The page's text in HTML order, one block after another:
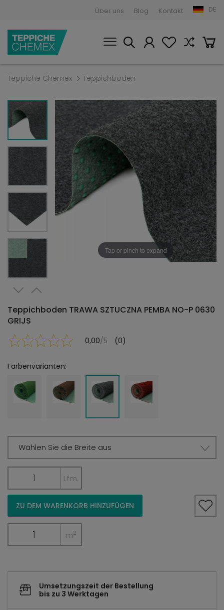
Über uns Blog Kontakt DE
Teppiche Chemex Teppichböden
Tap or pinch to expand
Teppichboden TRAWA SZTUCZNA PEMBA NO-P 0630
GRIJS
0,00/5 (0)
Farbenvarianten:
Wählen Sie die Breite aus
Lfm.
ZU DEM WARENKORB HINZUFÜGEN
m2
Umsetzungszeit der Bestellung
bis zu 3 Werktagen